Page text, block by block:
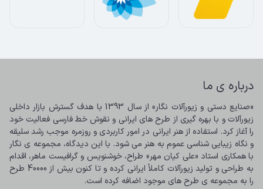
درباره ی ما
را به مجموعه ی طرح های موجود اضافه کرده است.